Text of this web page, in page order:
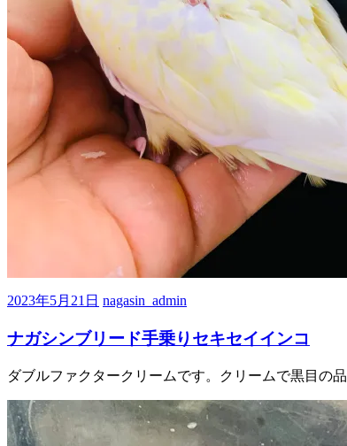
2023年5月21日 nagasin_admin
ナガシンブリード手乗りセキセイインコ
ダブルファクタークリームです。クリームで黒目